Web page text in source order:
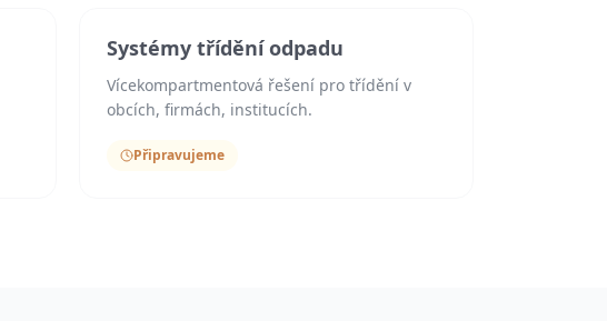
Systémy třídění odpadu
Vícekompartmentová řešení pro třídění v
obcích, firmách, institucích.
Připravujeme